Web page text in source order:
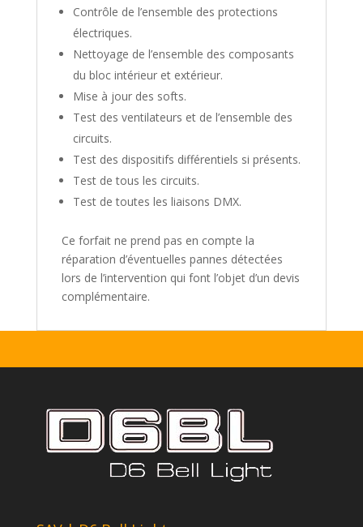
Contrôle de l’ensemble des protections
électriques.
Nettoyage de l’ensemble des composants
du bloc intérieur et extérieur.
Mise à jour des softs.
Test des ventilateurs et de l’ensemble des
circuits.
Test des dispositifs différentiels si présents.
Test de tous les circuits.
Test de toutes les liaisons DMX.
Ce forfait ne prend pas en compte la
réparation d’éventuelles pannes détectées
lors de l’intervention qui font l’objet d’un devis
complémentaire.